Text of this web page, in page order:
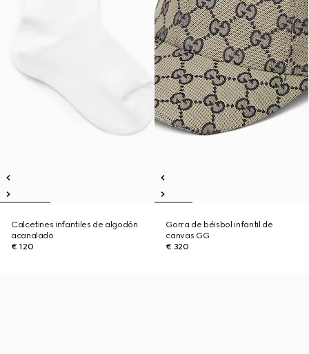
Calcetines infantiles de algodón
acanalado
€ 120
Gorra de béisbol infantil de
canvas GG
€ 320